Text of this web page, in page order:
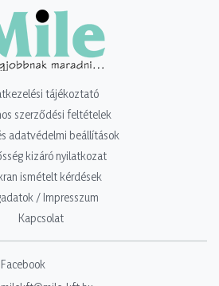
tájékoztató
szerződési feltételek
adatvédelmi beállítások
kizáró nyilatkozat
ismételt kérdések
/ Impresszum
Kapcsolat
Facebook